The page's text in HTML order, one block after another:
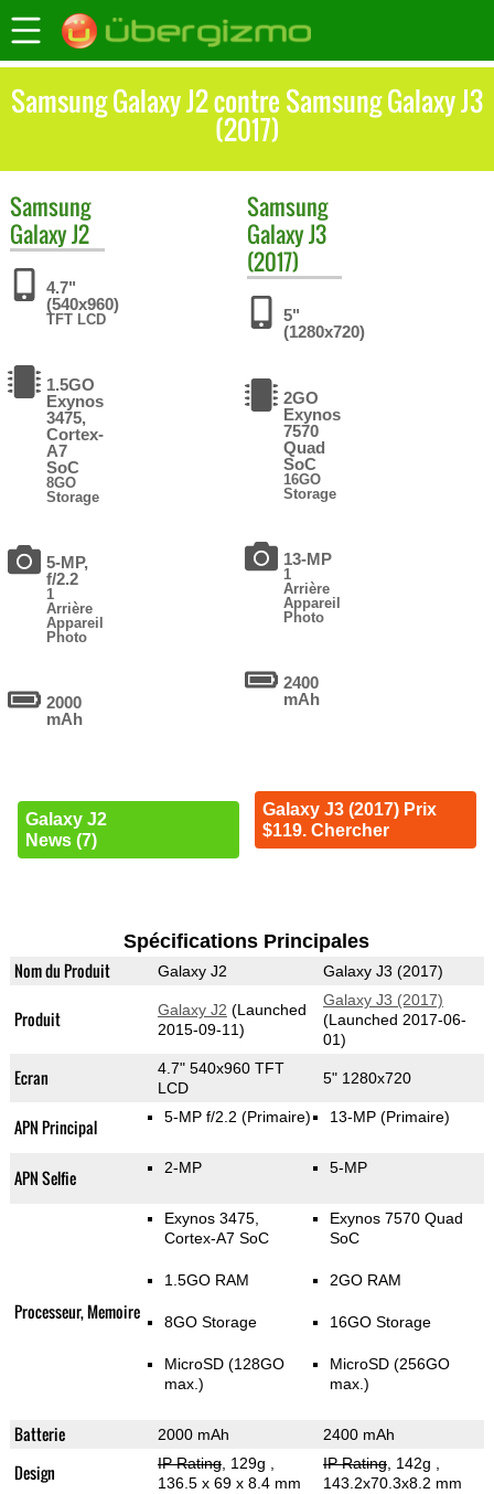
Samsung Galaxy J2 contre Samsung Galaxy J3
(2017)
Samsung
Galaxy J2
4.7"
(540x960)
TFT LCD
1.5GO
Exynos
3475,
Cortex-
A7
SoC
8GO
Storage
5-MP,
f/2.2
1
Arrière
Appareil
Photo
2000
mAh
Galaxy J2
News (7)
Samsung
Galaxy J3
(2017)
5"
(1280x720)
2GO
Exynos
7570
Quad
SoC
16GO
Storage
13-MP
1
Arrière
Appareil
Photo
2400
mAh
Galaxy J3 (2017) Prix
$119. Chercher
Spécifications Principales
Nom du Produit Galaxy J2 Galaxy J3 (2017)
Produit Galaxy J2 (Launched
2015-09-11)
Galaxy J3 (2017)
(Launched 2017-06-
01)
Ecran
4.7" 540x960 TFT
LCD
5" 1280x720
APN Principal 5-MP f/2.2 (Primaire) 13-MP (Primaire)
APN Selfie 2-MP 5-MP
Processeur, Memoire
Exynos 3475,
Cortex-A7 SoC
1.5GO RAM
8GO Storage
MicroSD (128GO
max.)
Exynos 7570 Quad
SoC
2GO RAM
16GO Storage
MicroSD (256GO
max.)
Batterie 2000 mAh 2400 mAh
Design IP Rating, 129g
136.5 x 69 x 8.4 mm
IP Rating, 142g
143.2x70.3x8.2 mm